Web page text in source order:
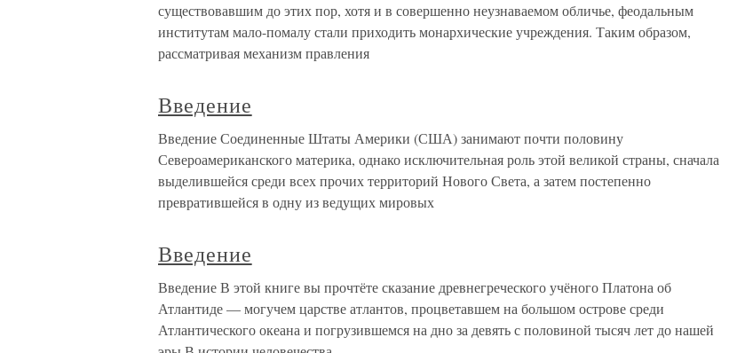
существовавшим до этих пор, хотя и в совершенно неузнаваемом обличье, феодальным
институтам мало-помалу стали приходить монархические учреждения. Таким образом,
рассматривая механизм правления
Введение
Введение Соединенные Штаты Америки (США) занимают почти половину
Североамериканского материка, однако исключительная роль этой великой страны, сначала
выделившейся среди всех прочих территорий Нового Света, а затем постепенно
превратившейся в одну из ведущих мировых
Введение
Введение В этой книге вы прочтёте сказание древнегреческого учёного Платона об
Атлантиде — могучем царстве атлантов, процветавшем на большом острове среди
Атлантического океана и погрузившемся на дно за девять с половиной тысяч лет до нашей